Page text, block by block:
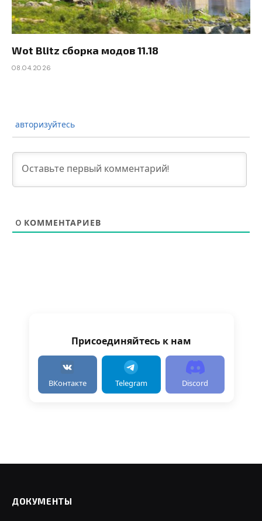
Wot Blitz сборка модов 11.18
08.04.2026
авторизуйтесь
0 КОММЕНТАРИЕВ
Присоединяйтесь к нам
ВКонтакте Telegram Discord
ДОКУМЕНТЫ